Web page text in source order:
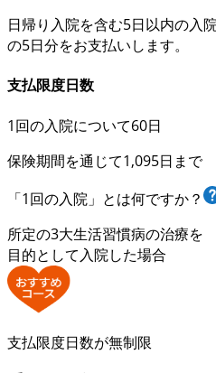
日帰り入院を含む5日以内の入
の5日分をお支払いします。
支払限度日数
1回の入院について60日
保険期間を通じて1,095日まで
「1回の入院」とは何ですか？
所定の3大生活習慣病の治療を
目的として入院した場合
支払限度日数が無制限